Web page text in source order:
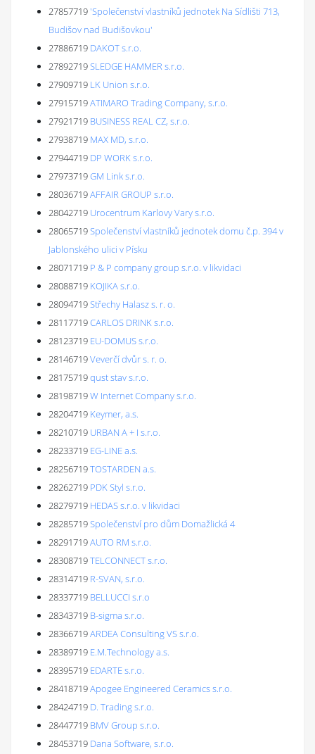
27857719'Společenství vlastníků jednotek Na Sídlišti 713,
Budišov nad Budišovkou'
27886719 DAKOT s.r.o.
27892719SLEDGE HAMMER s.r.o.
27909719 LK Union s.r.o.
27915719ATIMARO Trading Company, s.r.o.
27921719 BUSINESS REAL CZ, s.r.o.
27938719 MAX MD, s.r.o.
27944719 DP WORK s.r.o.
27973719GM Link s.r.o.
28036719AFFAIR GROUP s.r.o.
28042719 Urocentrum Karlovy Vary s.r.o.
28065719Společenství vlastníků jednotek domu č.p. 394 v
Jablonského ulici v Písku
28071719 P & P company group s.r.o. v likvidaci
28088719 KOJIKA s.r.o.
28094719Střechy Halasz s. r. o.
28117719CARLOS DRINK s.r.o.
28123719 EU-DOMUS s.r.o.
28146719Veverčí dvůr s. r. o.
28175719qust stav s.r.o.
28198719W Internet Company s.r.o.
28204719 Keymer, a.s.
28210719 URBAN A + I s.r.o.
28233719 EG-LINE a.s.
28256719TOSTARDEN a.s.
28262719 PDK Styl s.r.o.
28279719 HEDAS s.r.o. v likvidaci
28285719Společenství pro dům Domažlická 4
28291719AUTO RM s.r.o.
28308719TELCONNECT s.r.o.
28314719 R-SVAN, s.r.o.
28337719 BELLUCCI s.r.o
28343719 B-sigma s.r.o.
28366719ARDEA Consulting VS s.r.o.
28389719 E.M.Technology a.s.
28395719 EDARTE s.r.o.
28418719Apogee Engineered Ceramics s.r.o.
28424719 D. Trading s.r.o.
28447719 BMV Group s.r.o.
28453719 Dana Software, s.r.o.